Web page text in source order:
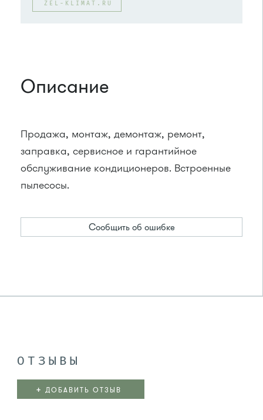
ZEL-KLIMAT.RU
Описание
Продажа, монтаж, демонтаж, ремонт,
заправка, сервисное и гарантийное
обслуживание кондиционеров. Встроенные
пылесосы.
Сообщить об ошибке
ОТЗЫВЫ
+ ДОБАВИТЬ ОТЗЫВ